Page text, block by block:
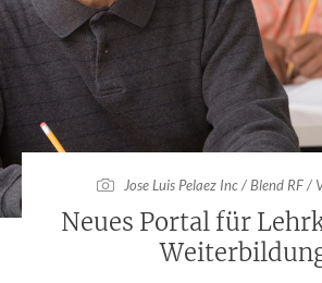
Jose Luis Pelaez Inc / Blend RF /
:
Neues Portal für